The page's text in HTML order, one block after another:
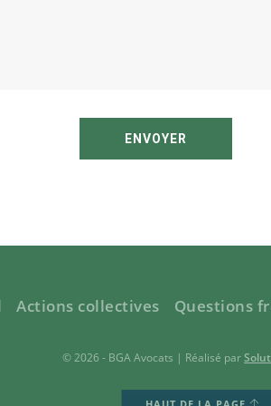
ENVOYER
Actions collectives Questions
© 2026 - BGA Avocats | Réalisé par